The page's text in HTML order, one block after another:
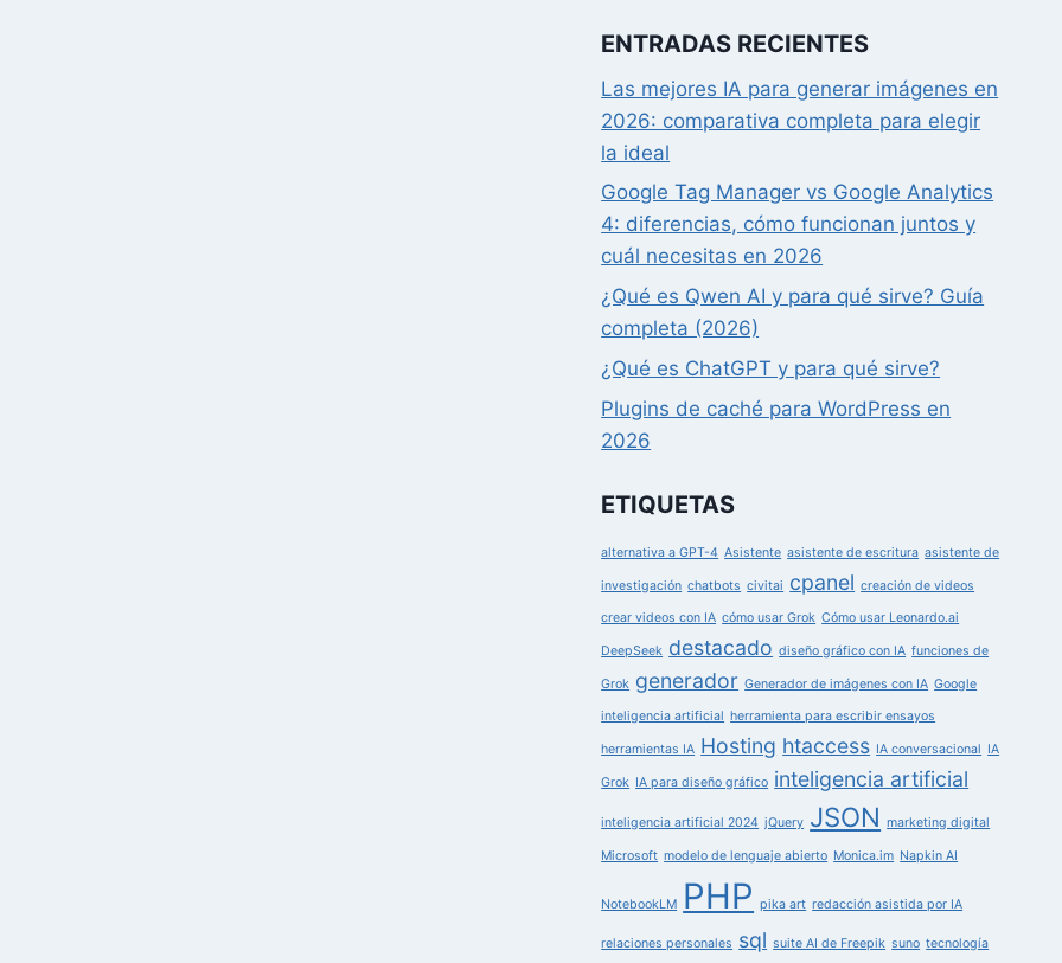
ENTRADAS RECIENTES
Las mejores IA para generar imágenes en
2026: comparativa completa para elegir
la ideal
Google Tag Manager vs Google Analytics
4: diferencias, cómo funcionan juntos y
cuál necesitas en 2026
¿Qué es Qwen AI y para qué sirve? Guía
completa (2026)
¿Qué es ChatGPT y para qué sirve?
Plugins de caché para WordPress en
2026
ETIQUETAS
alternativa a GPT-4 Asistente asistente de escritura asistente de
investigación chatbots civitai cpanel creación de videos
crear videos con IA cómo usar Grok Cómo usar Leonardo.ai
DeepSeek destacado diseño gráfico con IA funciones de
Grok generador Generador de imágenes con IA Google
inteligencia artificial herramienta para escribir ensayos
herramientas IA Hosting htaccess IA conversacional IA
Grok IA para diseño gráfico inteligencia artificial
inteligencia artificial 2024 jQuery JSON marketing digital
Microsoft modelo de lenguaje abierto Monica.im Napkin AI
NotebookLM PHP pika art redacción asistida por IA
relaciones personales sql suite AI de Freepik suno tecnología